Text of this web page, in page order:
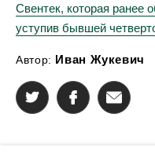
Свентек, которая ранее
уступив бывшей
Автор: Иван Жукевич